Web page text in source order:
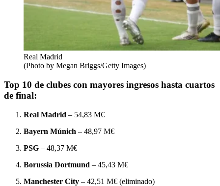
Real Madrid
(Photo by Megan Briggs/Getty Images)
Top 10 de clubes con mayores ingresos hasta cuartos
de final:
Real Madrid – 54,83 M€
Bayern Múnich – 48,97 M€
PSG – 48,37 M€
Borussia Dortmund – 45,43 M€
Manchester City – 42,51 M€ (eliminado)